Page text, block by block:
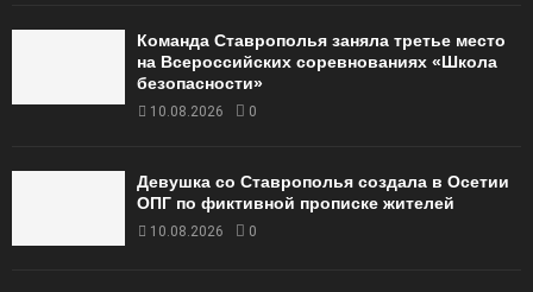
Команда Ставрополья заняла третье место
на Всероссийских соревнованиях «Школа
безопасности»
10.08.2026 0
Девушка со Ставрополья создала в Осетии
ОПГ по фиктивной прописке жителей
10.08.2026 0